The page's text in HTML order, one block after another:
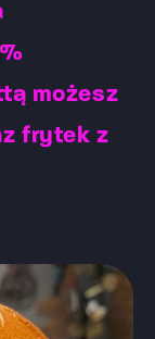
możesz
frytek z